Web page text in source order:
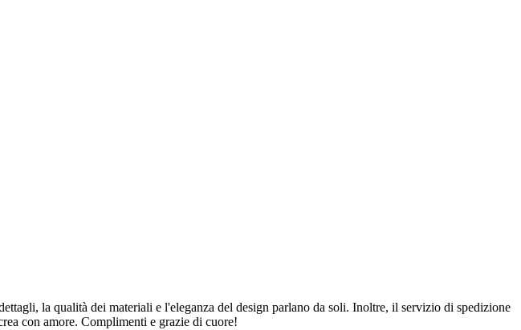
la qualità dei materiali e l'eleganza del design parlano da soli. Inoltre, il servizio di spedizione
con amore. Complimenti e grazie di cuore!